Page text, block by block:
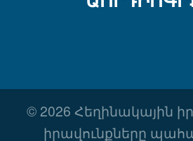
© 2026 Հեղինակային
իրավունքները